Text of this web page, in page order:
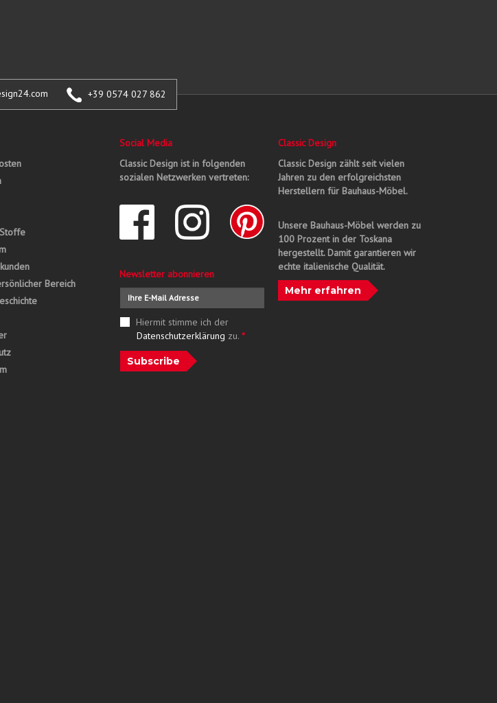
+39 0574 027 862
Bereich
Social Media
Classic Design ist in folgenden
sozialen Netzwerken vertreten:
Newsletter abonnieren
Hiermit stimme ich der
Datenschutzerklärung zu. *
Subscribe
Classic Design
Classic Design zählt seit vielen
Jahren zu den erfolgreichsten
Herstellern für Bauhaus-Möbel.
Unsere Bauhaus-Möbel werden zu
100 Prozent in der Toskana
hergestellt. Damit garantieren wir
echte italienische Qualität.
Mehr erfahren